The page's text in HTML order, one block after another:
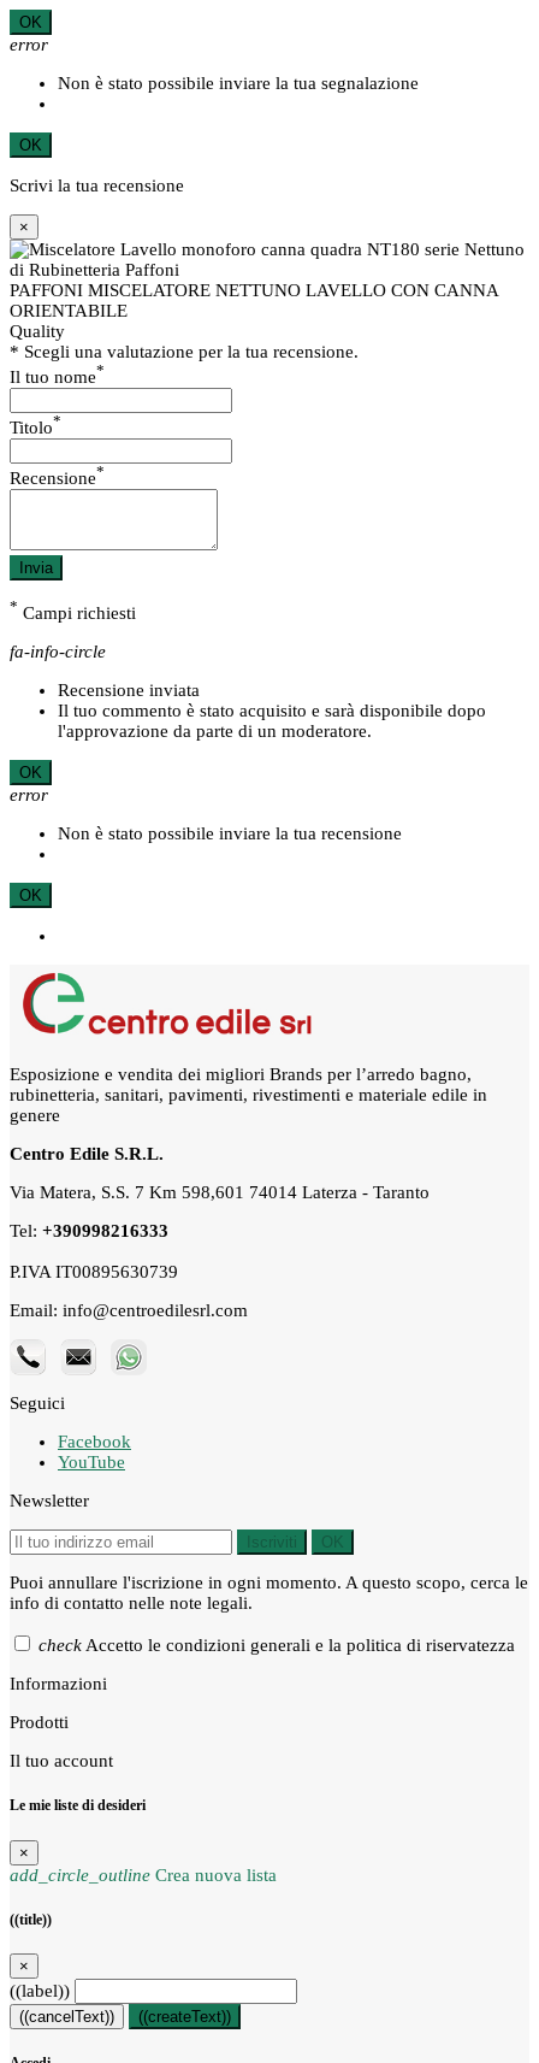
OK
error
Non è stato possibile inviare la tua segnalazione
OK
Scrivi la tua recensione
×
PAFFONI MISCELATORE NETTUNO LAVELLO CON CANNA
ORIENTABILE
Quality
* Scegli una valutazione per la tua recensione.
Il tuo nome*
Titolo*
Recensione*
Invia
* Campi richiesti
fa-info-circle
Recensione inviata
Il tuo commento è stato acquisito e sarà disponibile dopo
l'approvazione da parte di un moderatore.
OK
error
Non è stato possibile inviare la tua recensione
OK
Esposizione e vendita dei migliori Brands per l’arredo bagno,
rubinetteria, sanitari, pavimenti, rivestimenti e materiale edile in
genere
Centro Edile S.R.L.
Via Matera, S.S. 7 Km 598,601 74014 Laterza - Taranto
Tel: +390998216333
P.IVA IT00895630739
Email: info@centroedilesrl.com
Seguici
Facebook
YouTube
Newsletter
Iscriviti OK
Puoi annullare l'iscrizione in ogni momento. A questo scopo, cerca le
info di contatto nelle note legali.
checkAccetto le condizioni generali e la politica di riservatezza
Informazioni
Prodotti
Il tuo account
Le mie liste di desideri
×
add_circle_outline Crea nuova lista
((title))
×
((label))
((cancelText)) ((createText))